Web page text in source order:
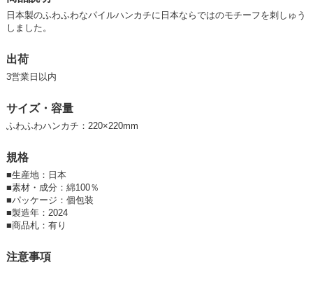
日本製のふわふわなパイルハンカチに日本ならではのモチーフを刺しゅう
しました。
出荷
3営業日以内
サイズ・容量
ふわふわハンカチ：220×220mm
規格
■生産地：日本
■素材・成分：綿100％
■パッケージ：個包装
■製造年：2024
■商品札：有り
注意事項